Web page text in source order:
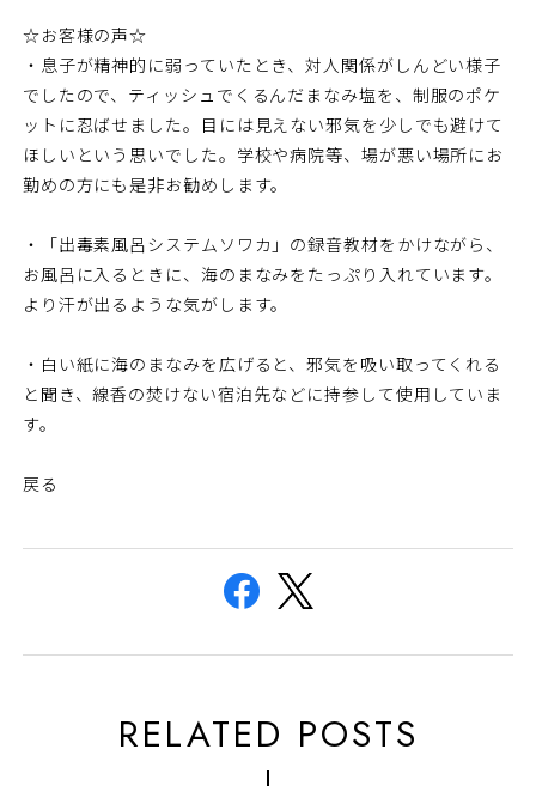
☆お客様の声☆
・息子が精神的に弱っていたとき、対人関係がしんどい様子
でしたので、ティッシュでくるんだまなみ塩を、制服のポケ
ットに忍ばせました。目には見えない邪気を少しでも避けて
ほしいという思いでした。学校や病院等、場が悪い場所にお
勤めの方にも是非お勧めします。
・「出毒素風呂システムソワカ」の録音教材をかけながら、
お風呂に入るときに、海のまなみをたっぷり入れています。
より汗が出るような気がします。
・白い紙に海のまなみを広げると、邪気を吸い取ってくれる
と聞き、線香の焚けない宿泊先などに持参して使用していま
す。
戻る
RELATED POSTS